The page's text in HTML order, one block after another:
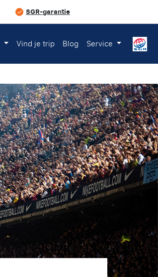
SGR-garantie
Vind je trip Blog Service